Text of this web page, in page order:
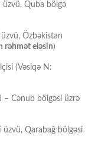
üzvü, Quba bölgə
Özbəkistan
rəhmət eləsin)
(Vəsiqə N:
– Cənub bölgəsi üzrə
üzvü, Qarabağ bölgəsi